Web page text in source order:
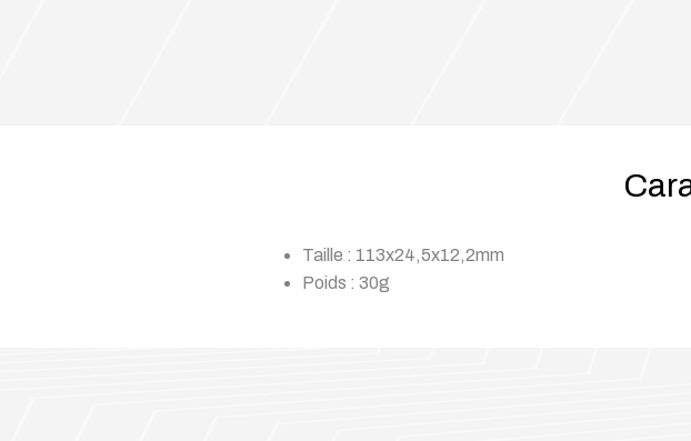
Taille : 113x24,5x12,2mm
Poids : 30g